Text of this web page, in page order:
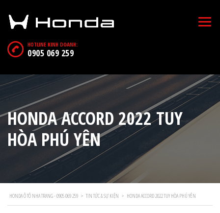
HOTLINE KINH DOANH:
0905 069 259
HONDA ACCORD 2022 TUY
HÒA PHÚ YÊN
HONDA Ô TÔ NHA TRANG - 0905 069 259 > TIN TỨC & SỰ KIỆN > HONDA ACCORD 2022 TUY HÒA PHÚ YÊN